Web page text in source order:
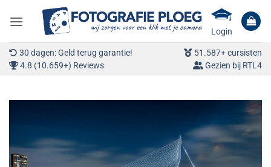
naar
Login
30 dagen: Geld terug garantie!
51.587+ cursisten
4.8 (10.659+) Reviews
Gezien bij RTL4